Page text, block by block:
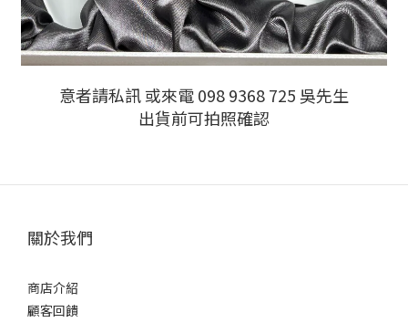
意者請私訊 或來電 098 9368 725 吳先生
出貨前可拍照確認
關於我們
商店介紹
顧客回饋